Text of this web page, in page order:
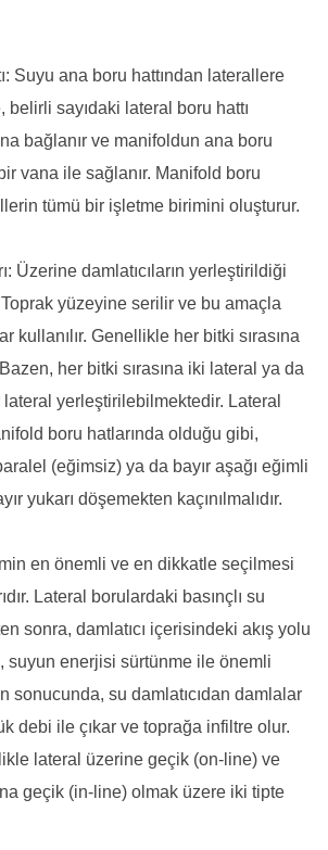
Suyu ana boru hattından laterallere
belirli sayıdaki lateral boru hattı
bağlanır ve manifoldun ana boru
vana ile sağlanır. Manifold boru
tümü bir işletme birimini oluşturur.
Üzerine damlatıcıların yerleştirildiği
yüzeyine serilir ve bu amaçla
kullanılır. Genellikle her bitki sırasına
her bitki sırasına iki lateral ya da
lateral yerleştirilebilmektedir. Lateral
boru hatlarında olduğu gibi,
(eğimsiz) ya da bayır aşağı eğimli
yukarı döşemekten kaçınılmalıdır.
en önemli ve en dikkatle seçilmesi
Lateral borulardaki basınçlı su
sonra, damlatıcı içerisindeki akış yolu
suyun enerjisi sürtünme ile önemli
sonucunda, su damlatıcıdan damlalar
debi ile çıkar ve toprağa infiltre olur.
lateral üzerine geçik (on-line) ve
geçik (in-line) olmak üzere iki tipte